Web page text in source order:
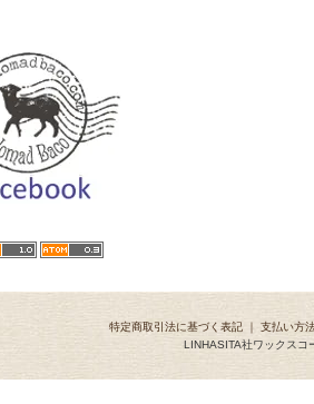
特定商取引法に基づく表記｜ 支払い方
LINHASITA社ワックスコ